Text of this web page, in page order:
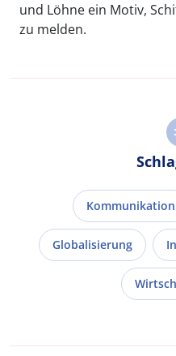
und Löhne ein Motiv,
zu melden.
Kommunikation
Globalisierung